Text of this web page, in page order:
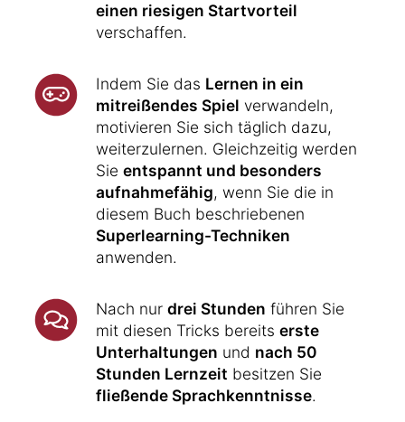
einen riesigen Startvorteil
verschaffen.
Indem Sie das Lernen in ein
mitreißendes Spiel verwandeln,
motivieren Sie sich täglich dazu,
weiterzulernen. Gleichzeitig werden
Sie entspannt und besonders
aufnahmefähig, wenn Sie die in
diesem Buch beschriebenen
Superlearning-Techniken
anwenden.
Nach nur drei Stunden führen Sie
mit diesen Tricks bereits erste
Unterhaltungen und nach 50
Stunden Lernzeit besitzen Sie
fließende Sprachkenntnisse.